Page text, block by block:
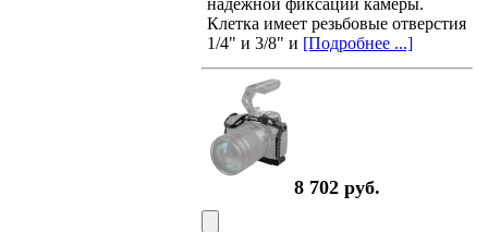
надежной фиксации камеры.
Клетка имеет резьбовые отверстия
1/4" и 3/8" и [Подробнее ...]
8 702 руб.